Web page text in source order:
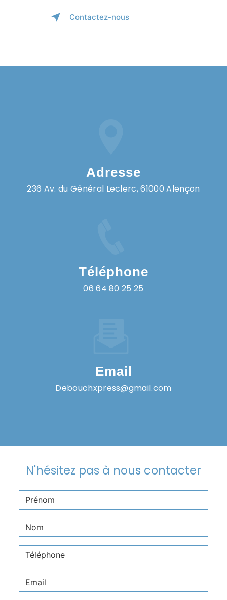
Contactez-nous
Adresse
236 Av. du Général Leclerc, 61000 Alençon
Téléphone
06 64 80 25 25
Email
debouchxpress@gmail.com
N'hésitez pas à nous contacter